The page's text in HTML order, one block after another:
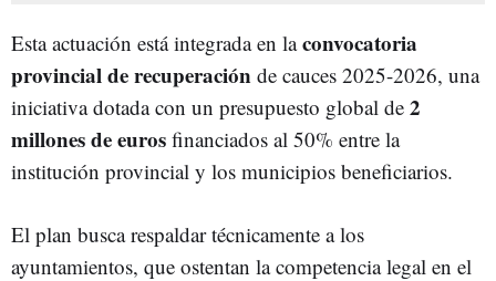
Esta actuación está integrada en laconvocatoria
provincial de recuperación de cauces 2025-2026, una
iniciativa dotada con un presupuesto global de 2
millones de euros financiados al 50% entre la
institución provincial y los municipios beneficiarios.
El plan busca respaldar técnicamente a los
ayuntamientos, que ostentan la competencia legal en el